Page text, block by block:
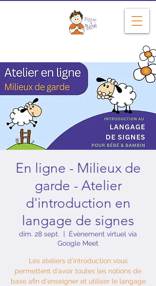
En ligne - Milieux de
garde - Atelier
d'introduction en
langage de signes
dim. 28 sept.
Évènement virtuel via
Google Meet
Les ateliers d’introduction vous
permettent d’avoir toutes les notions de
base afin d'enseigner et utiliser le langage